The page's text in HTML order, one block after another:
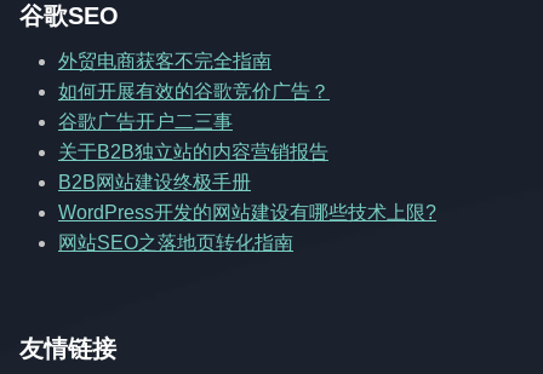
谷歌SEO
外贸电商获客不完全指南
如何开展有效的谷歌竞价广告？
谷歌广告开户二三事
关于B2B独立站的内容营销报告
B2B网站建设终极手册
WordPress开发的网站建设有哪些技术上限?
网站SEO之落地页转化指南
友情链接